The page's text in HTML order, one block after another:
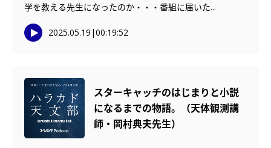
学を教える先生になったのか・・・番組に届いた...
2025.05.19 |00:19:52
スターキャッチのはじまりと小説
になるまでの物語。（天体観測講
師・岡村典夫先生）